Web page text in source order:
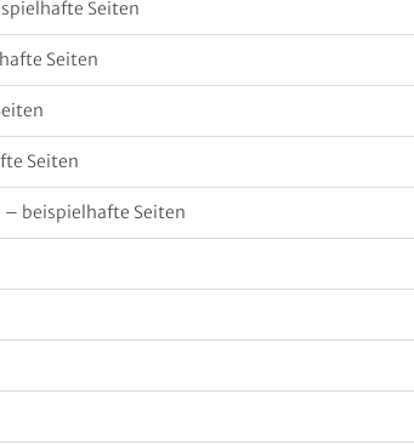
Seiten
Seiten
Seiten
– beispielhafte Seiten